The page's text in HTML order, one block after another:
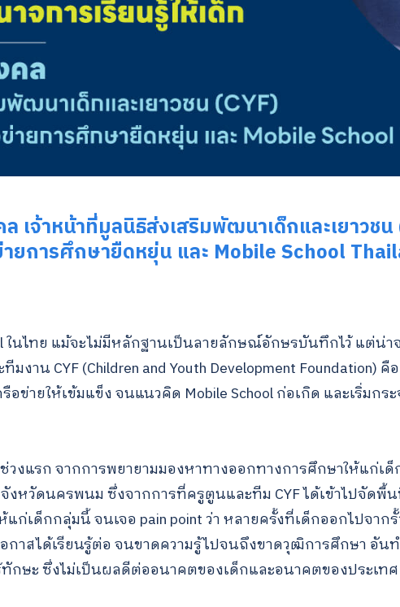
เจ้าหน้าที่มูลนิธิส่งเสริมพัฒนาเด็กและเยาวชน
ายการศึกษายืดหยุ่น และ Mobile School
ในไทย แม้จะไม่มีหลักฐานเป็นลายลักษณ์อักษรบันทึกไว้ แต่น่า
งาน CYF (Children and Youth Development Foundation)
ข่ายให้เข้มแข็ง จนแนวคิด Mobile School ก่อเกิด และเริ่มกร
ช่วงแรก จากการพยายามมองหาทางออกทางการศึกษาให้แก่เ
หวัดนครพนม ซึ่งจากการที่ครูตูนและทีม CYF ได้เข้าไปจัดพื้น
ก่เด็กกลุ่มนี้ จนเจอ pain point ว่า หลายครั้งที่เด็กออกไปจาก
กาสได้เรียนรู้ต่อ จนขาดความรู้ไปจนถึงขาดวุฒิการศึกษา อันท
ทักษะ ซึ่งไม่เป็นผลดีต่ออนาคตของเด็กและอนาคตของประเทศ